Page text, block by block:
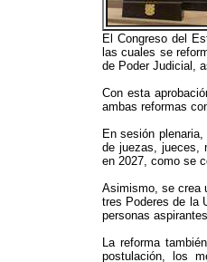
El Congreso del
las cuales se
de Poder Judicial,
Con esta
ambas reformas
En sesión
de juezas, jueces,
en 2027, como se
Asimismo, se crea
tres Poderes de la
personas
La reforma
postulación, los